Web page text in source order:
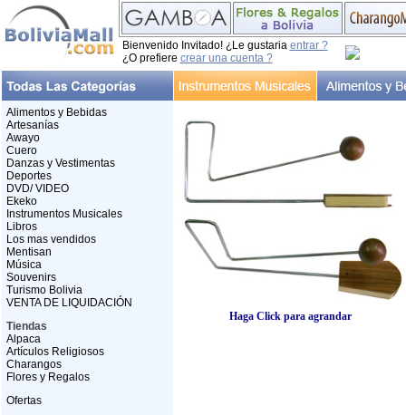
Bienvenido Invitado! ¿Le gustaria entrar ?
¿O prefiere crear una cuenta ?
Alimentos y Bebidas
Artesanías
Awayo
Cuero
Danzas y Vestimentas
Deportes
DVD/ VIDEO
Ekeko
Instrumentos Musicales
Libros
Los mas vendidos
Mentisan
Música
Souvenirs
Turismo Bolivia
VENTA DE LIQUIDACIÓN
Tiendas
Alpaca
Artículos Religiosos
Charangos
Flores y Regalos
Ofertas
Haga Click para agrandar